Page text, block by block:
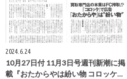
2024.6.24
10月27日付 11月3日号週刊新潮に掲
載『おたからやは紛い物 コロッケ…